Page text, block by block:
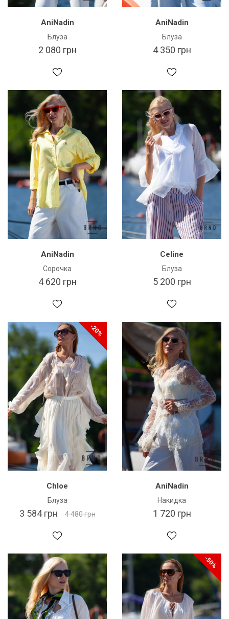
AniNadin
Блуза
2 080 грн
AniNadin
Блуза
4 350 грн
AniNadin
Сорочка
4 620 грн
Celine
Блуза
5 200 грн
-20%
Chloe
Блуза
3 584 грн 4 480 грн
AniNadin
Накидка
1 720 грн
-50%